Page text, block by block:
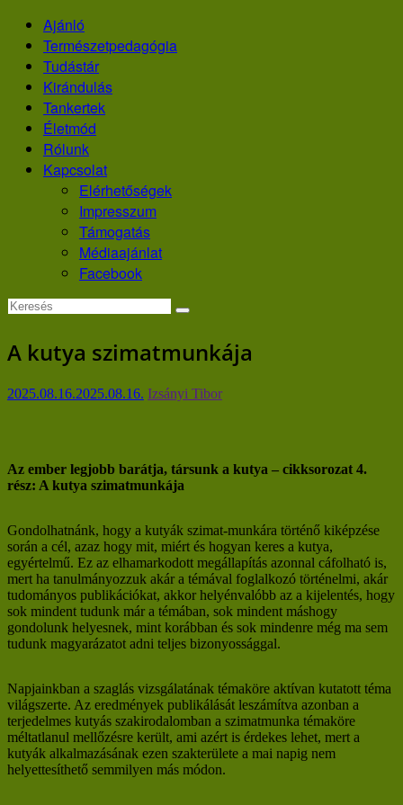
Skip
content
Ajánló
Természetpedagógia
Tudástár
Kirándulás
Tankertek
Életmód
Rólunk
Kapcsolat
Elérhetőségek
Impresszum
Támogatás
Médiaajánlat
Facebook
A kutya szimatmunkája
2025.08.16.2025.08.16. Izsányi Tibor
Az ember legjobb barátja, társunk a kutya – cikksorozat 4.
rész: A kutya szimatmunkája
Gondolhatnánk, hogy a kutyák szimat-munkára történő kiképzése
során a cél, azaz hogy mit, miért és hogyan keres a kutya,
egyértelmű. Ez az elhamarkodott megállapítás azonnal cáfolható is,
mert ha tanulmányozzuk akár a témával foglalkozó történelmi, akár
tudományos publikációkat, akkor helyénvalóbb az a kijelentés, hogy
sok mindent tudunk már a témában, sok mindent máshogy
gondolunk helyesnek, mint korábban és sok mindenre még ma sem
tudunk magyarázatot adni teljes bizonyossággal.
Napjainkban a szaglás vizsgálatának témaköre aktívan kutatott téma
világszerte. Az eredmények publikálását leszámítva azonban a
terjedelmes kutyás szakirodalomban a szimatmunka témaköre
méltatlanul mellőzésre került, ami azért is érdekes lehet, mert a
kutyák alkalmazásának ezen szakterülete a mai napig nem
helyettesíthető semmilyen más módon.